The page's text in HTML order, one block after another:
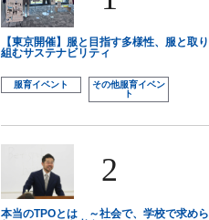
【東京開催】服と目指す多様性、服と取り
組むサステナビリティ
服育イベント
その他服育イベン
ト
2
本当のTPOとは ～社会で、学校で求めら